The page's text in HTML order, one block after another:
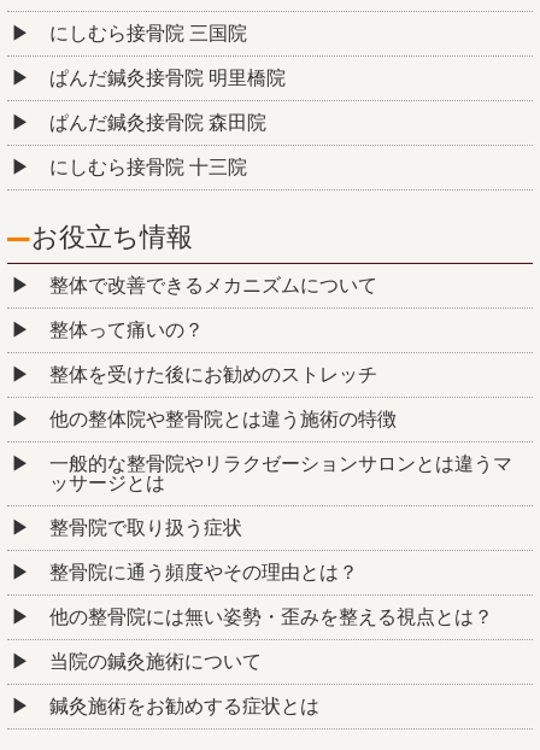
にしむら接骨院 三国院
ぱんだ鍼灸接骨院 明里橋院
ぱんだ鍼灸接骨院 森田院
にしむら接骨院 十三院
お役立ち情報
整体で改善できるメカニズムについて
整体って痛いの？
整体を受けた後にお勧めのストレッチ
他の整体院や整骨院とは違う施術の特徴
一般的な整骨院やリラクゼーションサロンとは違うマ
ッサージとは
整骨院で取り扱う症状
整骨院に通う頻度やその理由とは？
他の整骨院には無い姿勢・歪みを整える視点とは？
当院の鍼灸施術について
鍼灸施術をお勧めする症状とは